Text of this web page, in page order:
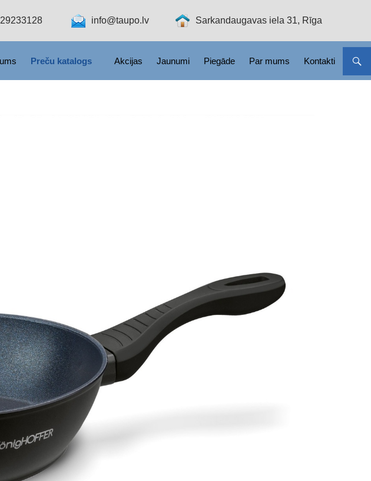
info@taupo.lv Sarkandaugavas iela 31, Rīga
Preču katalogs Akcijas Jaunumi Piegāde Par mums Kontakti